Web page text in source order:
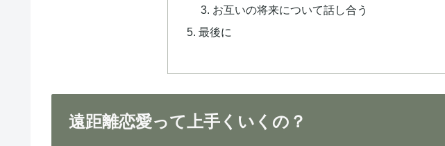
お互いの将来について話し合う
最後に
遠距離恋愛って上手くいくの？